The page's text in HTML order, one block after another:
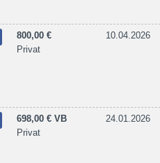
800,00 €
Privat
10.04.2026
698,00 € VB
Privat
24.01.2026